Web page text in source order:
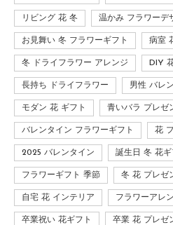
リビング 花 冬 温かみ フラワーデ
お見舞い 冬 フラワーギフト 病室
冬 ドライフラワー アレンジ DIY
長持ち ドライフラワー 男性 バレ
モダン 花 ギフト 青いバラ プレゼ
バレンタイン フラワーギフト 花
2025 バレンタイン 誕生日 冬 花ギ
フラワーギフト 季節 冬 花 プレゼ
自宅 花 インテリア フラワーアレ
卒業祝い 花ギフト 卒業 花 プレゼ